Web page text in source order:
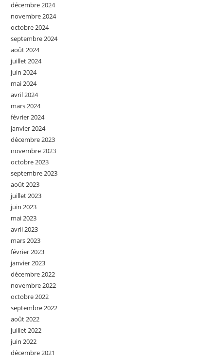
décembre 2024
novembre 2024
octobre 2024
septembre 2024
août 2024
juillet 2024
juin 2024
mai 2024
avril 2024
mars 2024
février 2024
janvier 2024
décembre 2023
novembre 2023
octobre 2023
septembre 2023
août 2023
juillet 2023
juin 2023
mai 2023
avril 2023
mars 2023
février 2023
janvier 2023
décembre 2022
novembre 2022
octobre 2022
septembre 2022
août 2022
juillet 2022
juin 2022
décembre 2021